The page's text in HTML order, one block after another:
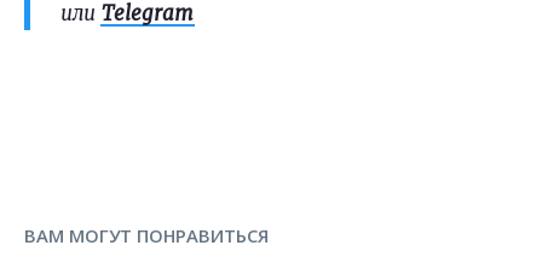
или Telegram
ВАМ МОГУТ ПОНРАВИТЬСЯ